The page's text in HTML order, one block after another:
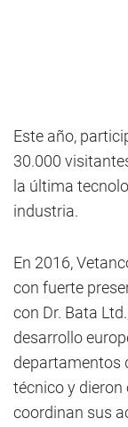
Este año,
30.000
la última
industria.
En 2016,
con fuerte
con Dr. Bata
desarrollo
departamentos
técnico y dieron
coordinan sus